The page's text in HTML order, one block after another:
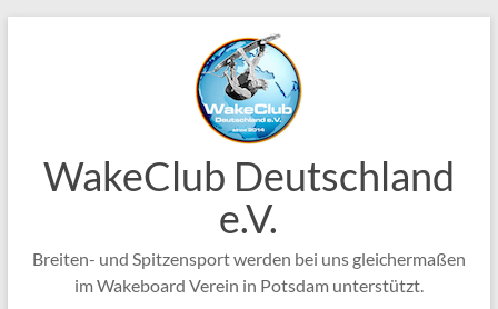
WakeClub Deutschland
e.V.
Breiten- und Spitzensport werden bei uns gleichermaßen
im Wakeboard Verein in Potsdam unterstützt.